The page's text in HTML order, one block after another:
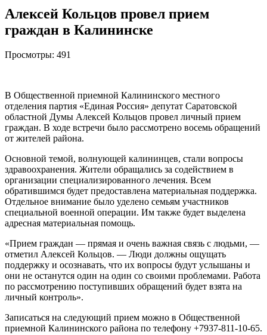
Алексей Кольцов провел прием
граждан в Калининске
Просмотры: 491
В Общественной приемной Калининского местного
отделения партия «Единая Россия» депутат Саратовской
областной Думы Алексей Кольцов провел личный прием
граждан. В ходе встречи было рассмотрено восемь обращений
от жителей района.
Основной темой, волнующей калининцев, стали вопросы
здравоохранения. Жители обращались за содействием в
организации специализированного лечения. Всем
обратившимся будет предоставлена материальная поддержка.
Отдельное внимание было уделено семьям участников
специальной военной операции. Им также будет выделена
адресная материальная помощь.
«Прием граждан — прямая и очень важная связь с людьми, —
отметил Алексей Кольцов. — Люди должны ощущать
поддержку и осознавать, что их вопросы будут услышаны и
они не останутся один на один со своими проблемами. Работа
по рассмотрению поступивших обращений будет взята на
личный контроль».
Записаться на следующий прием можно в Общественной
приемной Калининского района по телефону +7937-811-10-65.